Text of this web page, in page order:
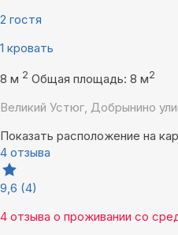
2 гостя
1 кровать
8 м 2 Общая площадь: 8 м2
Великий Устюг, Добрынино
Показать расположение на
4 отзыва
9,6 (4)
4 отзыва о проживании со